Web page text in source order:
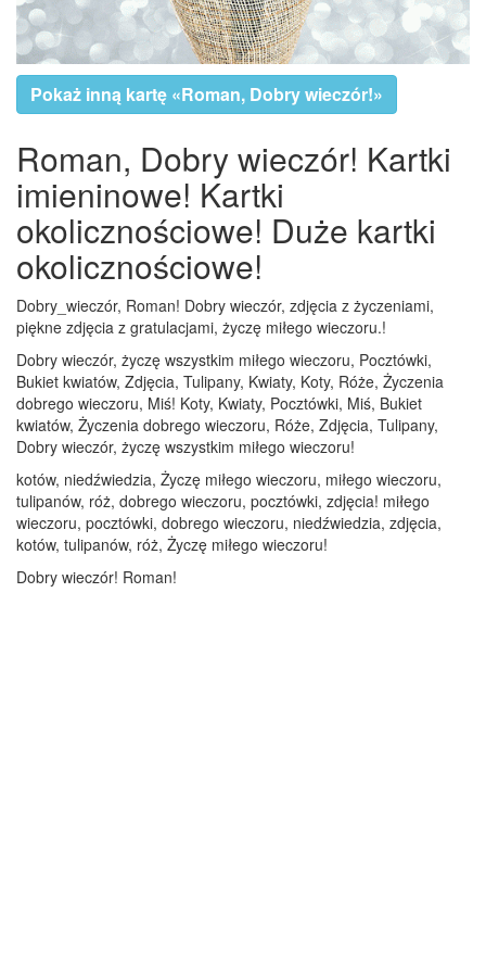
Pokaż inną kartę «Roman, Dobry wieczór!»
Roman, Dobry wieczór! Kartki
imieninowe! Kartki
okolicznościowe! Duże kartki
okolicznościowe!
Dobry_wieczór, Roman! Dobry wieczór, zdjęcia z życzeniami,
piękne zdjęcia z gratulacjami, życzę miłego wieczoru.!
Dobry wieczór, życzę wszystkim miłego wieczoru, Pocztówki,
Bukiet kwiatów, Zdjęcia, Tulipany, Kwiaty, Koty, Róże, Życzenia
dobrego wieczoru, Miś! Koty, Kwiaty, Pocztówki, Miś, Bukiet
kwiatów, Życzenia dobrego wieczoru, Róże, Zdjęcia, Tulipany,
Dobry wieczór, życzę wszystkim miłego wieczoru!
kotów, niedźwiedzia, Życzę miłego wieczoru, miłego wieczoru,
tulipanów, róż, dobrego wieczoru, pocztówki, zdjęcia! miłego
wieczoru, pocztówki, dobrego wieczoru, niedźwiedzia, zdjęcia,
kotów, tulipanów, róż, Życzę miłego wieczoru!
Dobry wieczór! Roman!